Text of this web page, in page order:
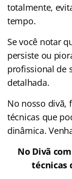
totalmente,
tempo.
Se você notar
persiste ou
profissional de
detalhada.
No nosso divã,
técnicas que
dinâmica.
No Divã
técnicas